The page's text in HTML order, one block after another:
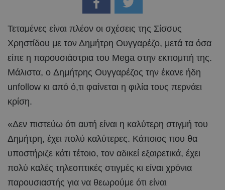
Τεταμένες είναι πλέον οι σχέσεις της Σίσσυς
Χρηστίδου με τον Δημήτρη Ουγγαρέζο, μετά τα όσα
είπε η παρουσιάστρια του Mega στην εκπομπή της.
Μάλιστα, ο Δημήτρης Ουγγαρέζος την έκανε ήδη
unfollow κι από ό,τι φαίνεται η φιλία τους περνάει
κρίση.
«Δεν πιστεύω ότι αυτή είναι η καλύτερη στιγμή του
Δημήτρη, έχει πολύ καλύτερες. Κάποιος που θα
υποστήριζε κάτι τέτοιο, τον αδικεί εξαιρετικά, έχει
πολύ καλές τηλεοπτικές στιγμές κι είναι χρόνια
παρουσιαστής για να θεωρούμε ότι είναι